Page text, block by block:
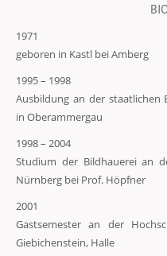
1971
geboren in Kastl bei Amberg
1995 – 1998
Ausbildung an der staatlichen
in Oberammergau
1998 – 2004
Studium der Bildhauerei an
Nürnberg bei Prof. Höpfner
2001
Gastsemester an der
Giebichenstein, Halle